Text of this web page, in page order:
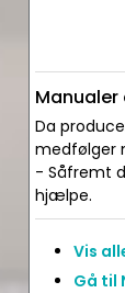
Da
medfølger
- Såfremt
hjælpe.
Vis
Gå til